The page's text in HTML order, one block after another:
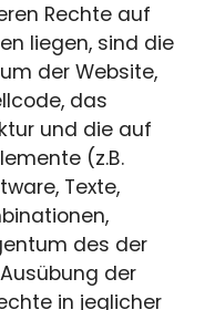
Rechte auf
liegen, sind die
der Website,
das
und die auf
(z.B.
Texte,
des der
der
in jeglicher